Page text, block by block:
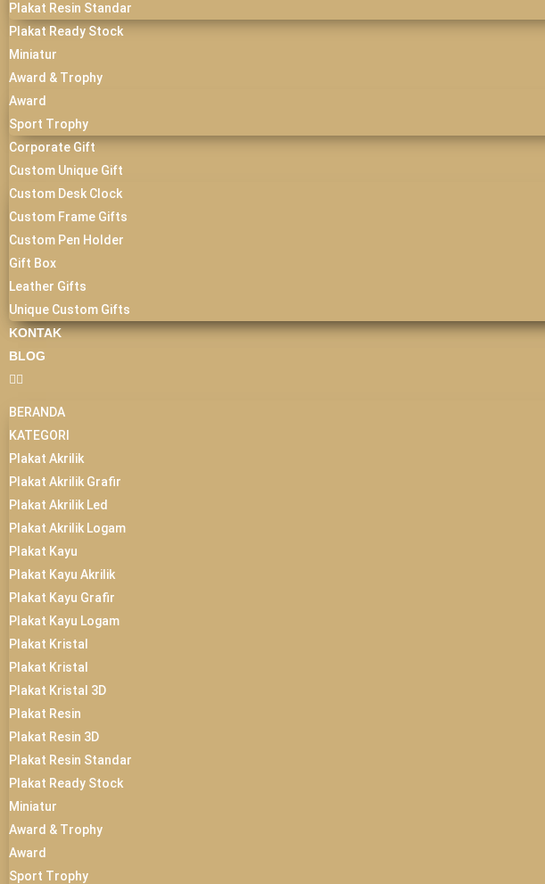
Plakat Resin Standar
Plakat Ready Stock
Miniatur
Award & Trophy
Award
Sport Trophy
Corporate Gift
Custom Unique Gift
Custom Desk Clock
Custom Frame Gifts
Custom Pen Holder
Gift Box
Leather Gifts
Unique Custom Gifts
KONTAK
BLOG
BERANDA
KATEGORI
Plakat Akrilik
Plakat Akrilik Grafir
Plakat Akrilik Led
Plakat Akrilik Logam
Plakat Kayu
Plakat Kayu Akrilik
Plakat Kayu Grafir
Plakat Kayu Logam
Plakat Kristal
Plakat Kristal
Plakat Kristal 3D
Plakat Resin
Plakat Resin 3D
Plakat Resin Standar
Plakat Ready Stock
Miniatur
Award & Trophy
Award
Sport Trophy